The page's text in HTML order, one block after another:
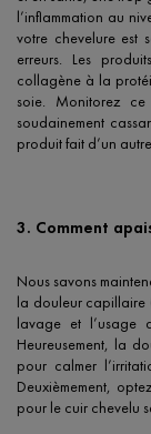
l’inflammation au
votre chevelure est
erreurs. Les
collagène à la
soie. Monitorez
soudainement
produit fait d’un
3. Comment
Nous savons
la douleur capillaire
lavage et l’usage
Heureusement, la
pour calmer
Deuxièmement,
pour le cuir chevelu